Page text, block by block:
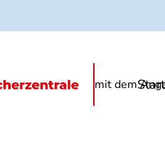
mit dem
Produkte FAQ